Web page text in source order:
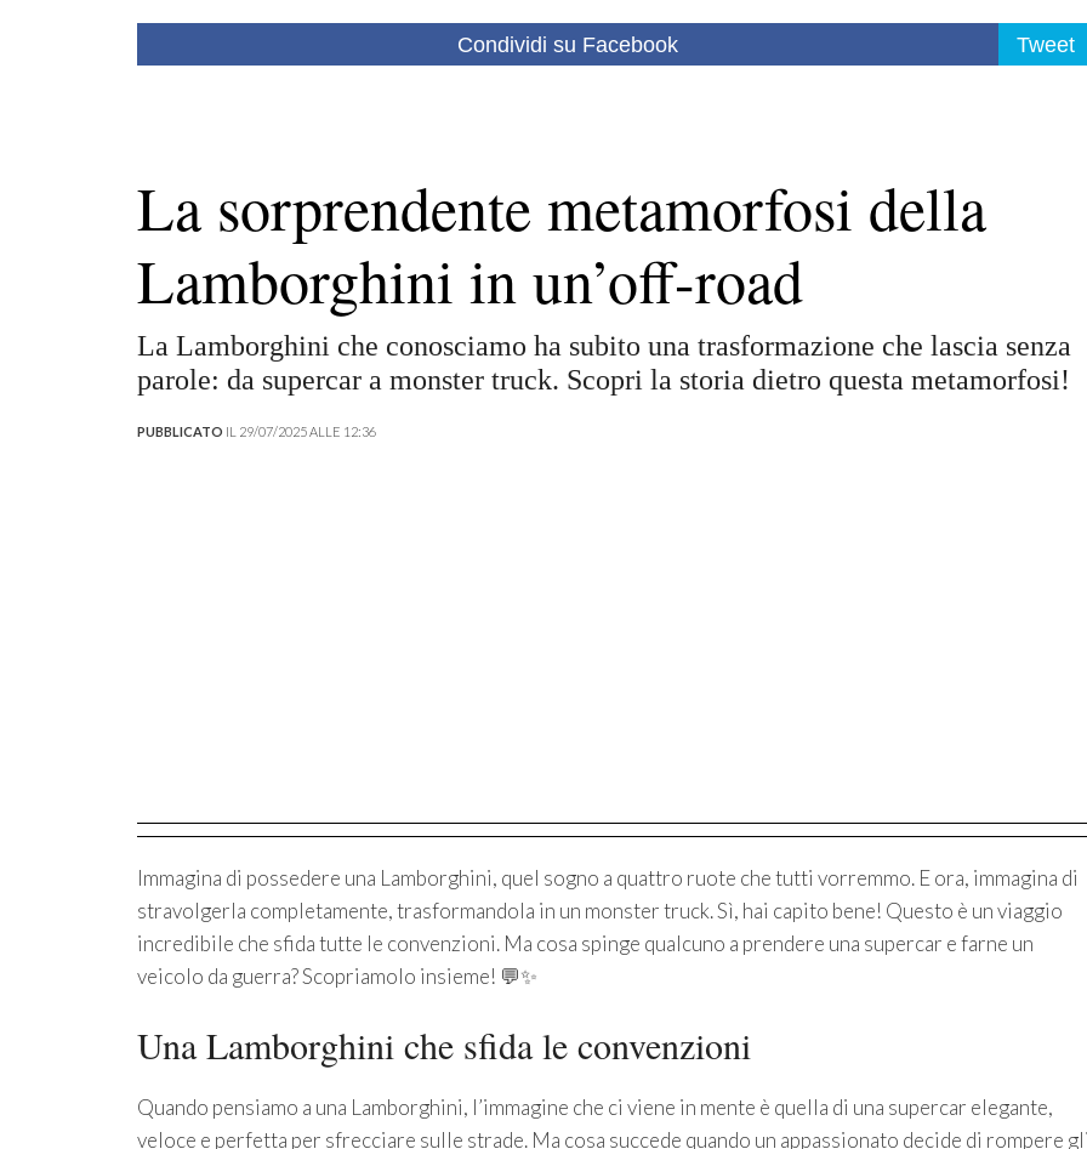
Condividi su Facebook Tweet
La sorprendente metamorfosi della
Lamborghini in un’off-road
La Lamborghini che conosciamo ha subito una trasformazione che lascia senza
parole: da supercar a monster truck. Scopri la storia dietro questa metamorfosi!
PUBBLICATO IL 29/07/2025 ALLE 12:36
Immagina di possedere una Lamborghini, quel sogno a quattro ruote che tutti vorremmo. E ora, immagina di
stravolgerla completamente, trasformandola in un monster truck. Sì, hai capito bene! Questo è un viaggio
incredibile che sfida tutte le convenzioni. Ma cosa spinge qualcuno a prendere una supercar e farne un
veicolo da guerra? Scopriamolo insieme! 💬✨
Una Lamborghini che sfida le convenzioni
Quando pensiamo a una Lamborghini, l’immagine che ci viene in mente è quella di una supercar elegante,
veloce e perfetta per sfrecciare sulle strade. Ma cosa succede quando un appassionato decide di rompere